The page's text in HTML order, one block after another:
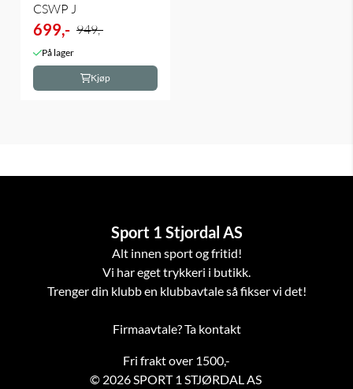
CSWP J
699,- 949,-
På lager
Kjøp
Sport 1 Stjordal AS
Alt innen sport og fritid!
Vi har eget trykkeri i butikk.
Trenger din klubb en klubbavtale så fikser vi det!
Firmaavtale? Ta kontakt
Fri frakt over 1500,-
© 2026 SPORT 1 STJØRDAL AS